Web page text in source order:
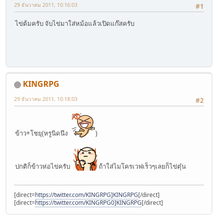
#1
29 ธันวาคม 2011, 10:16:03
ไข่ต้มครับ จับไข่มาใส่หม้อแล้วเปิดแก๊สครับ
KINGRPG
#2
29 ธันวาคม 2011, 10:18:03
ข้าว+โชยุ(หรูนิดนึง )
ปกติก็ข้าวห่อไข่ครับ ถ้าใส่ไมโครเวฟเร็วๆเลยก็ไข่ตุ๋น
[direct=https://twitter.com/KINGRPG]KINGRPG[/direct]
[direct=https://twitter.com/KINGRPG0]KINGRPG[/direct]